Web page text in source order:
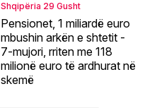
Shqipëria 29 Gusht
Pensionet, 1 miliardë euro
mbushin arkën e shtetit -
7-mujori, rriten me 118
milionë euro të ardhurat në
skemë